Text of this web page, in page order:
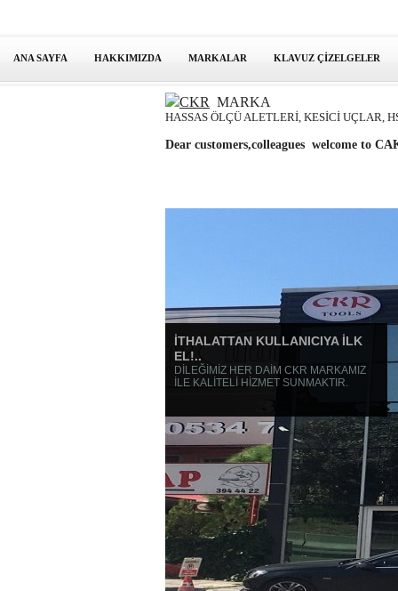
ANA SAYFA HAKKIMIZDA MARKALAR KLAVUZ ÇİZELGELER
CKR MARKA
HASSAS ÖLÇÜ ALETLERİ, KESİCİ UÇLAR,
Dear customers,colleagues welcome to
İTHALATTAN KULLANICIYA İLK
EL!..
DİLEĞİMİZ HER DAİM CKR MARKAMIZ
İLE KALİTELİ HİZMET SUNMAKTIR.